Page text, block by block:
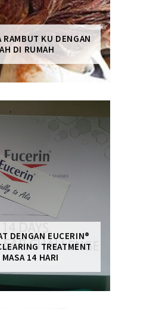
RAMBUT KU DENGAN
DI RUMAH
DENGAN EUCERIN®
TREATMENT
14 HARI